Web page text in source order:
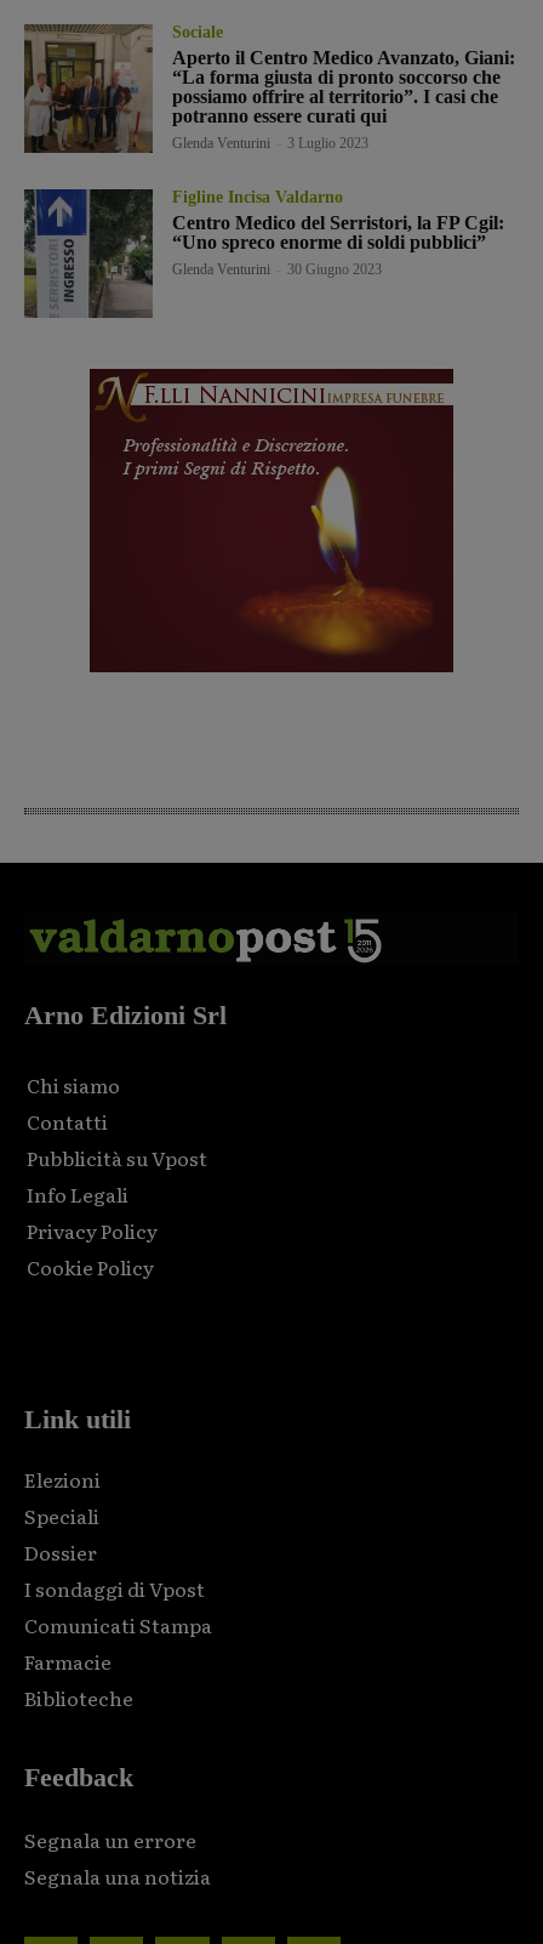
Sociale
Aperto il Centro Medico Avanzato, Giani:
“La forma giusta di pronto soccorso che
possiamo offrire al territorio”. I casi che
potranno essere curati qui
Glenda Venturini 3 Luglio 2023
Figline Incisa Valdarno
Centro Medico del Serristori, la FP Cgil:
“Uno spreco enorme di soldi pubblici”
Glenda Venturini 30 Giugno 2023
Arno Edizioni Srl
Chi siamo
Contatti
Pubblicità su Vpost
Info Legali
Privacy Policy
Cookie Policy
Link utili
Elezioni
Speciali
Dossier
I sondaggi di Vpost
Comunicati Stampa
Farmacie
Biblioteche
Feedback
Segnala un errore
Segnala una notizia